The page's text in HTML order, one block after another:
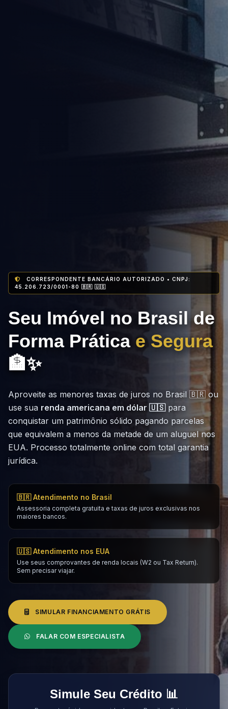
CORRESPONDENTE BANCÁRIO AUTORIZADO • CNPJ:
45.206.723/0001-80 🇧🇷 🇺🇸
Seu Imóvel no Brasil de
Forma Prática e Segura
🏦✨
Aproveite as menores taxas de juros no Brasil 🇧🇷 ou
use sua renda americana em dólar 🇺🇸para
conquistar um patrimônio sólido pagando parcelas
que equivalem a menos da metade de um aluguel nos
EUA. Processo totalmente online com total garantia
jurídica.
🇧🇷 Atendimento no Brasil
Assessoria completa gratuita e taxas de juros exclusivas nos
maiores bancos.
🇺🇸 Atendimento nos EUA
Use seus comprovantes de renda locais (W2 ou Tax Return).
Sem precisar viajar.
SIMULAR FINANCIAMENTO GRÁTIS
FALAR COM ESPECIALISTA
Simule Seu Crédito 📊